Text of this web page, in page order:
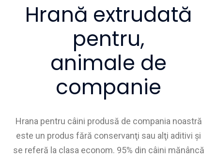
Hrană extrudată
pentru,
animale de
companie
Hrana pentru câini produsă de compania noastră
este un produs fără conservanţi sau alţi aditivi şi
se referă la clasa econom. 95% din câini mănâncă